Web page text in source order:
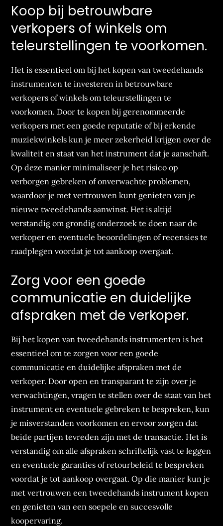
Koop bij betrouwbare
verkopers of winkels om
teleurstellingen te voorkomen.
Het is essentieel om bij het kopen van tweedehands
instrumenten te investeren in betrouwbare
verkopers of winkels om teleurstellingen te
voorkomen. Door te kopen bij gerenommeerde
verkopers met een goede reputatie of bij erkende
muziekwinkels kun je meer zekerheid krijgen over de
kwaliteit en staat van het instrument dat je aanschaft.
Op deze manier minimaliseer je het risico op
verborgen gebreken of onverwachte problemen,
waardoor je met vertrouwen kunt genieten van je
nieuwe tweedehands aanwinst. Het is altijd
verstandig om grondig onderzoek te doen naar de
verkoper en eventuele beoordelingen of recensies te
raadplegen voordat je tot aankoop overgaat.
Zorg voor een goede
communicatie en duidelijke
afspraken met de verkoper.
Bij het kopen van tweedehands instrumenten is het
essentieel om te zorgen voor een goede
communicatie en duidelijke afspraken met de
verkoper. Door open en transparant te zijn over je
verwachtingen, vragen te stellen over de staat van het
instrument en eventuele gebreken te bespreken, kun
je misverstanden voorkomen en ervoor zorgen dat
beide partijen tevreden zijn met de transactie. Het is
verstandig om alle afspraken schriftelijk vast te leggen
en eventuele garanties of retourbeleid te bespreken
voordat je tot aankoop overgaat. Op die manier kun je
met vertrouwen een tweedehands instrument kopen
en genieten van een soepele en succesvolle
koopervaring.